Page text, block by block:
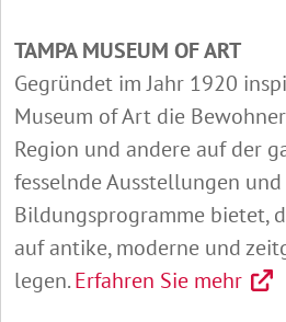
TAMPA MUSEUM OF ART
Gegründet im Jahr 1920
Museum of Art die
Region und andere auf der
fesselnde Ausstellungen
Bildungsprogramme bietet,
auf antike, moderne und
legen.Erfahren Sie mehr